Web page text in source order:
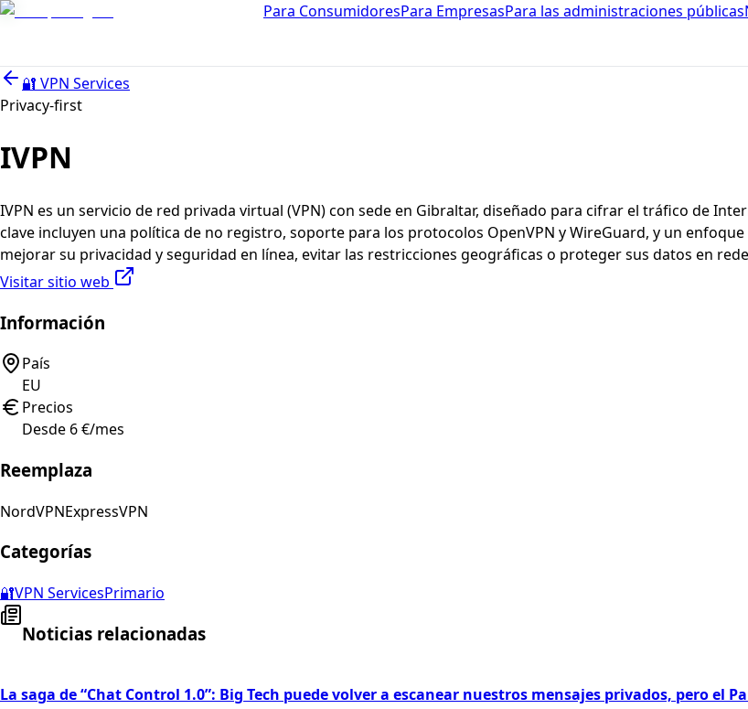
Para ConsumidoresPara EmpresasPara las administraciones públicas
🔐 VPN Services
Privacy-first
IVPN
IVPN es un servicio de red privada virtual (VPN) con sede en Gibraltar, diseñado para cifrar el tráfico de
clave incluyen una política de no registro, soporte para los protocolos OpenVPN y WireGuard, y un
mejorar su privacidad y seguridad en línea, evitar las restricciones geográficas o proteger sus datos en
Visitar sitio web
Información
País
EU
Precios
Desde 6 €/mes
Reemplaza
NordVPNExpressVPN
Categorías
🔐VPN ServicesPrimario
Noticias relacionadas
La saga de “Chat Control 1.0”: Big Tech puede volver a escanear nuestros mensajes privados, pero